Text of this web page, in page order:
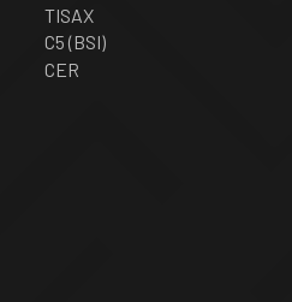
TISAX
C5 (BSI)
CER